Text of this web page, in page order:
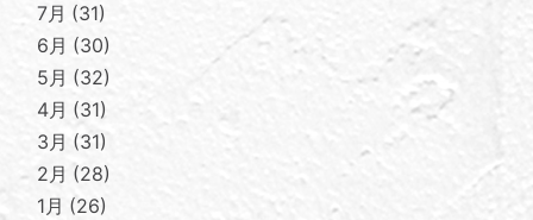
7月
31
6月
30
5月
32
4月
31
3月
31
2月
28
1月
26